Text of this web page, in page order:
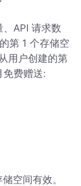
API 请求数
第 1 个存储空
用户创建的第
免费赠送:
空间有效。